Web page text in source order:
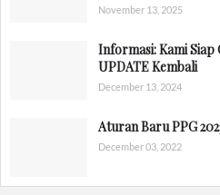
November 13, 2025
Informasi: Kami Siap
UPDATE Kembali
December 13, 2024
Aturan Baru PPG
December 03, 2022